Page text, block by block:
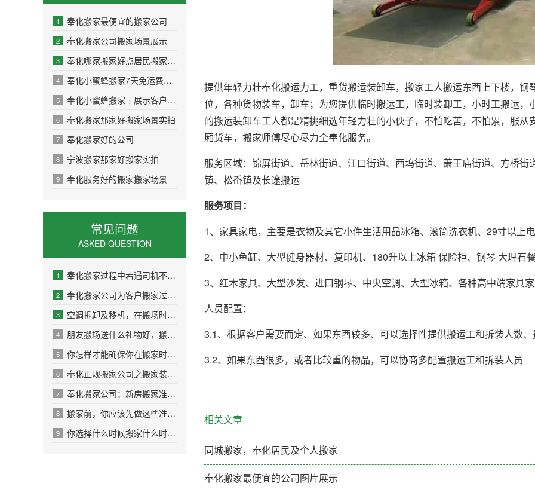
1 奉化搬家最便宜的搬家公司
2 奉化搬家公司搬家场景展示
3 奉化哪家搬家好点居民搬家场景图片展示
4 奉化小蜜蜂搬家7天免运费狅欢！
5 奉化小蜜蜂搬家﹕展示客户关于我公司的评语
6 奉化搬家那家好搬家场景实拍
7 奉化搬家好的公司
8 宁波搬家那家好搬家实拍
9 奉化服务好的搬家搬家场景
常见问题
ASKED QUESTION
1 奉化搬家过程中若遇司机不讲理该如何处理？
2 奉化搬家公司为客户搬家过程中客户最常提到的问题
3 空调拆卸及移机，在搬场时应该注意的5件事吗？
4 朋友搬场送什么礼物好，搬场送花的技巧
5 你怎样才能确保你在搬家时不会受伤？
6 奉化正规搬家公司之搬家装车技巧
7 奉化搬家公司：新房搬家准备工作有哪些呢？
8 搬家前，你应该先做这些准备，避免造成损失
9 你选择什么时候搬家什么时候搬家？注意搬新房
提供年轻力壮奉化搬运力工，重货搬运装卸车，搬家工人搬运东西上下楼，
位，各种货物装车，卸车；为您提供临时搬运工，临时装卸工，小时工搬运
的搬运装卸车工人都是精挑细选年轻力壮的小伙子，不怕吃苦，不怕累，服
厢货车，搬家师傅尽心尽力全奉化服务。
服务区域：锦屏街道、岳林街道、江口街道、西坞街道、萧王庙街道、方桥
镇、松岙镇及长途搬运
服务项目：
1、家具家电，主要是衣物及其它小件生活用品冰箱、滚筒洗衣机、29寸以上
2、中小鱼缸、大型健身器材、复印机、180升以上冰箱 保险柜、钢琴 大理石
3、红木家具、大型沙发、进口钢琴、中央空调、大型冰箱、各种高中端家具
人员配置：
3.1、根据客户需要而定、如果东西较多、可以选择性提供搬运工和拆装人数
3.2、如果东西很多，或者比较重的物品，可以协商多配置搬运工和拆装人员
相关文章
同城搬家，奉化居民及个人搬家
奉化搬家最便宜的公司图片展示